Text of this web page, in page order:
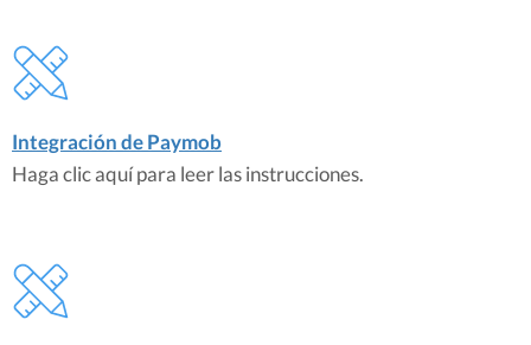
Integración de Paymob
Haga clic aquí para leer las instrucciones.